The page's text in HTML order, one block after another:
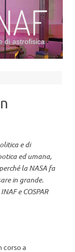
di astrofisica
e di
ed umana,
la NASA fa
in grande.
e COSPAR
corso a